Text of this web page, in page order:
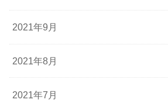
2021年9月
2021年8月
2021年7月